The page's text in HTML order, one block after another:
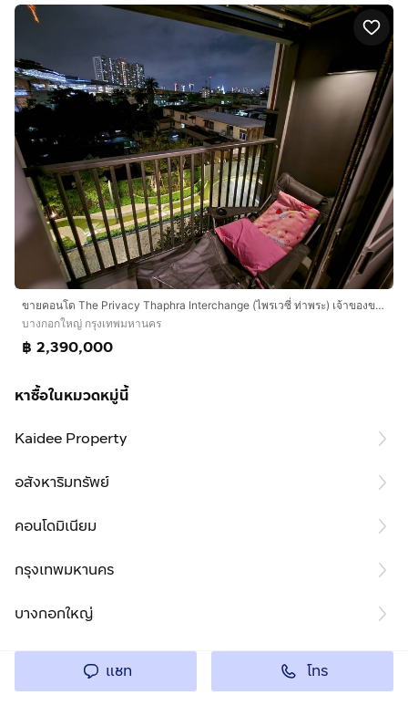
ขายคอนโด The Privacy Thaphra Interchange (ไพรเวซี่ ท่าพระ) เจ้าของขายเอง ราคาถูกมาก 2.39 ล้าน
บางกอกใหญ่ กรุงเทพมหานคร
฿ 2,390,000
หาซื้อในหมวดหมู่นี้
Kaidee Property
อสังหาริมทรัพย์
คอนโดมิเนียม
กรุงเทพมหานคร
บางกอกใหญ่
แชท โทร